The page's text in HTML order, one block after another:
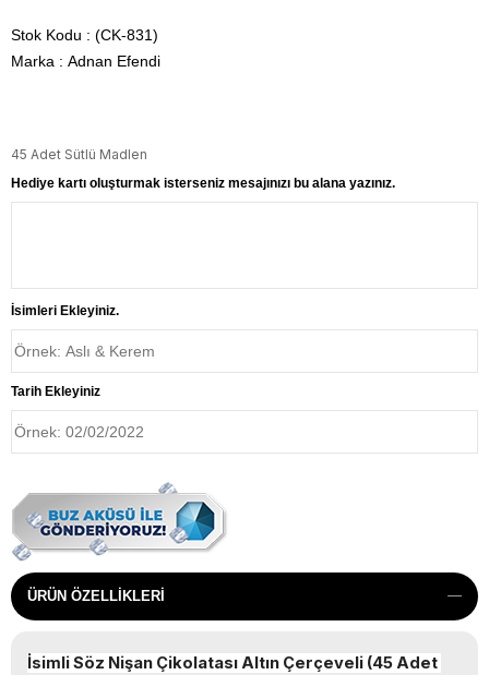
Stok Kodu
(CK-831)
Marka : Adnan Efendi
45 Adet Sütlü Madlen
Hediye kartı oluşturmak isterseniz mesajınızı bu alana yazınız.
İsimleri Ekleyiniz.
Tarih Ekleyiniz
ÜRÜN ÖZELLIKLERI
İsimli Söz Nişan Çikolatası Altın Çerçeveli (45 Adet